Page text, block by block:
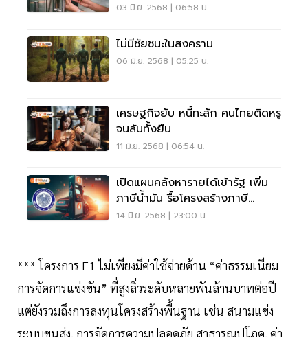
03 มิ.ย. 2568 | 06:58 น.
ไม่มีชัยชนะในสงคราม
06 มิ.ย. 2568 | 05:25 น.
เศรษฐกิจยับ หนี้ทะลัก คนไทยติดหรู
จนล้มทั้งยืน
11 มิ.ย. 2568 | 06:54 น.
เปิดแผนคลังหารายได้เข้ารัฐ เพิ่ม
ภาษีน้ำมัน รื้อโครงสร้างภาษี
รถยนต์
14 มิ.ย. 2568 | 23:00 น.
*** โครงการ F1 ไม่เพียงมีค่าใช้จ่ายด้าน “ค่าธรรมเนียม
การจัดการแข่งขัน” ที่สูงลิ่วระดับหลายพันล้านบาทต่อปี
แต่ยังรวมถึงการลงทุนโครงสร้างพื้นฐาน เช่น สนามแข่ง
ระบบขนส่ง, การจัดการความปลอดภัย สาธารณูปโภค, ค่า